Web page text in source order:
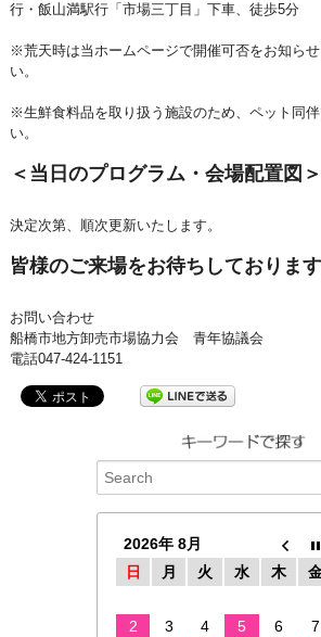
行・飯山満駅行「市場三丁目」下車、徒歩5分
※荒天時は当ホームページで開催可否をお知ら
い。
※生鮮食料品を取り扱う施設のため、ペット同
い。
＜当日のプログラム・会場配置図＞
決定次第、順次更新いたします。
皆様のご来場をお待ちしております
お問い合わせ
船橋市地方卸売市場協力会 青年協議会
電話047-424-1151
2026年 8月
日
月 火 水 木
2
3 4 5 6 7